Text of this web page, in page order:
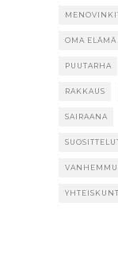
OMA ELÄMÄ
PUUTARHA
RAKKAUS
SAIRAANA